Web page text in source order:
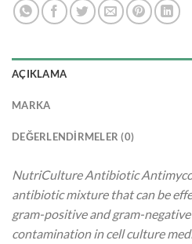
AÇIKLAMA
MARKA
DEĞERLENDIRMELER (0)
NutriCulture Antibiotic
antibiotic mixture that can be
gram-positive and gram-
contamination in cell culture